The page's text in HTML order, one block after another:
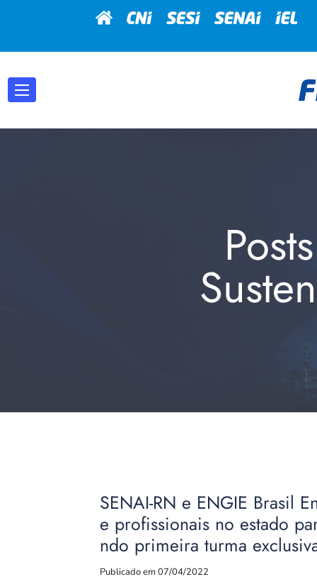
SENAI-RN e ENGIE Brasil
e profissionais no estado
ndo primeira turma
Publicado em 07/04/2022